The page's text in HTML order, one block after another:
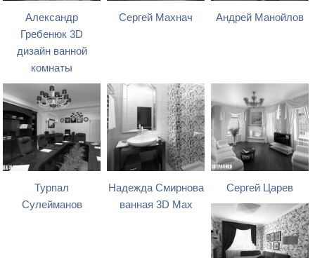
Александр
Гребенюк 3D
дизайн ванной
комнаты
Сергей Махнач Андрей Манойлов
Турпал
Сулейманов
Надежда Смирнова
ванная 3D Max
Сергей Царев